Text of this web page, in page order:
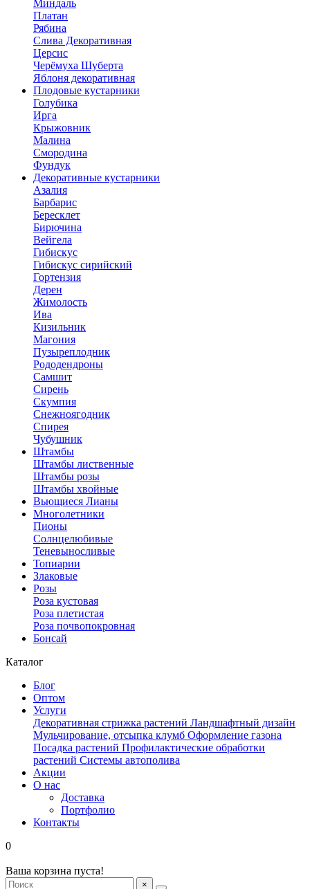
Миндаль
Платан
Рябина
Слива Декоративная
Церсис
Черёмуха Шуберта
Яблоня декоративная
Плодовые кустарники
Голубика
Ирга
Крыжовник
Малина
Смородина
Фундук
Декоративные кустарники
Азалия
Барбарис
Бересклет
Бирючина
Вейгела
Гибискус
Гибискус сирийский
Гортензия
Дерен
Жимолость
Ива
Кизильник
Магония
Пузыреплодник
Рододендроны
Самшит
Сирень
Скумпия
Снежноягодник
Спирея
Чубушник
Штамбы
Штамбы лиственные
Штамбы розы
Штамбы хвойные
Вьющиеся Лианы
Многолетники
Пионы
Солнцелюбивые
Теневыносливые
Топиарии
Злаковые
Розы
Роза кустовая
Роза плетистая
Роза почвопокровная
Бонсай
Каталог
Блог
Оптом
Услуги
Декоративная стрижка растений Ландшафтный дизайн
Мульчирование, отсыпка клумб Оформление газона
Посадка растений Профилактические обработки
растений Системы автополива
Акции
О нас
Доставка
Портфолио
Контакты
0
Ваша корзина пуста!
×